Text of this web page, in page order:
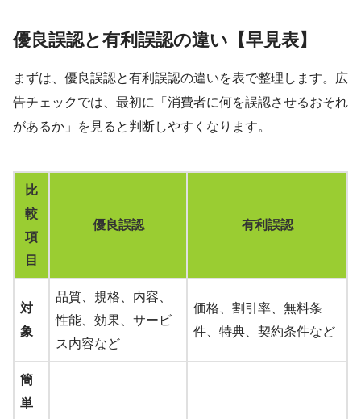
優良誤認と有利誤認の違い【早見表】
まずは、優良誤認と有利誤認の違いを表で整理します。広
告チェックでは、最初に「消費者に何を誤認させるおそれ
があるか」を見ると判断しやすくなります。
比
較
項
目
優良誤認 有利誤認
対
象
品質、規格、内容、
性能、効果、サービ
ス内容など
価格、割引率、無料条
件、特典、契約条件など
簡
単